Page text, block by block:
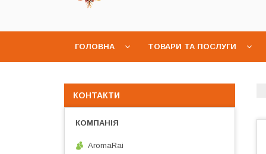
ГОЛОВНА ТОВАРИ ТА ПОСЛУГИ
КОНТАКТИ
AromaRai